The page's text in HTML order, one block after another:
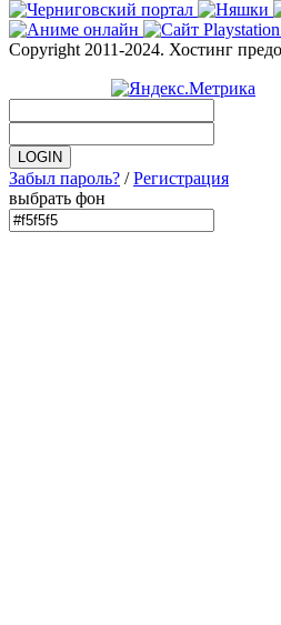
Copyright 2011-2024. Хостинг
Забыл пароль? /Регистрация
выбрать фон